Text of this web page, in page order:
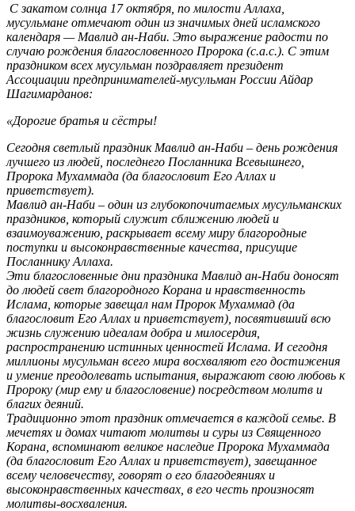
C закатом солнца 17 октября, по милости Аллаха,
мусульмане отмечают один из значимых дней исламского
календаря — Мавлид ан-Наби. Это выражение радости по
случаю рождения благословенного Пророка (с.а.с.). С этим
праздником всех мусульман поздравляет президент
Ассоциации предпринимателей-мусульман России Айдар
Шагимарданов:
«Дорогие братья и сёстры!
Сегодня светлый праздник Мавлид ан-Наби – день рождения
лучшего из людей, последнего Посланника Всевышнего,
Пророка Мухаммада (да благословит Его Аллах и
приветствует).
Мавлид ан-Наби – один из глубокопочитаемых мусульманских
праздников, который служит сближению людей и
взаимоуважению, раскрывает всему миру благородные
поступки и высоконравственные качества, присущие
Посланнику Аллаха.
Эти благословенные дни праздника Мавлид ан-Наби доносят
до людей свет благородного Корана и нравственность
Ислама, которые завещал нам Пророк Мухаммад (да
благословит Его Аллах и приветствует), посвятивший всю
жизнь служению идеалам добра и милосердия,
распространению истинных ценностей Ислама. И сегодня
миллионы мусульман всего мира восхваляют его достижения
и умение преодолевать испытания, выражают свою любовь к
Пророку (мир ему и благословение) посредством молитв и
благих деяний.
Традиционно этот праздник отмечается в каждой семье. В
мечетях и домах читают молитвы и суры из Священного
Корана, вспоминают великое наследие Пророка Мухаммада
(да благословит Его Аллах и приветствует), завещанное
всему человечеству, говорят о его благодеяниях и
высоконравственных качествах, в его честь произносят
молитвы-восхваления.